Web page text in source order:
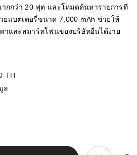
กกว่า 20 ฟุต และโหมดค้นหารายการที่
แบตเตอรี่ขนาด 7,000 mAh ช่วยให้
าและสมาร์ทโฟนของบริษัทอื่นได้ง่าย
TH
ล